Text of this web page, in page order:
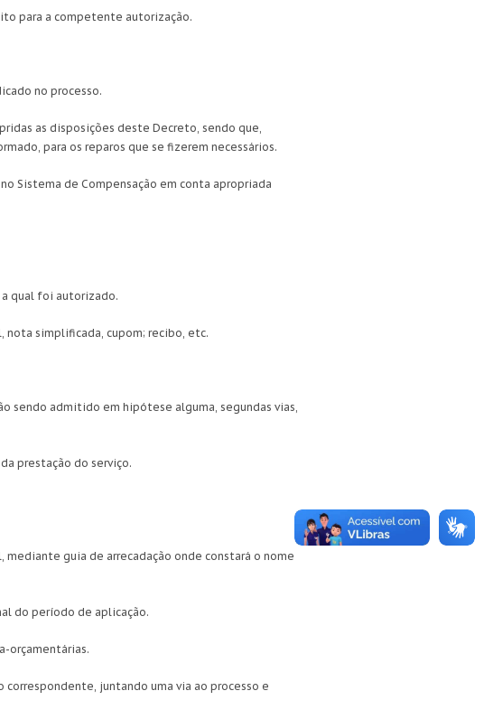
para a competente autorização.
no processo.
as disposições deste Decreto, sendo que,
para os reparos que se fizerem necessários.
Sistema de Compensação em conta apropriada
qual foi autorizado.
nota simplificada, cupom; recibo, etc.
sendo admitido em hipótese alguma, segundas vias,
prestação do serviço.
guia de arrecadação onde constará o nome
do período de aplicação.
orçamentárias.
juntando uma via ao processo e